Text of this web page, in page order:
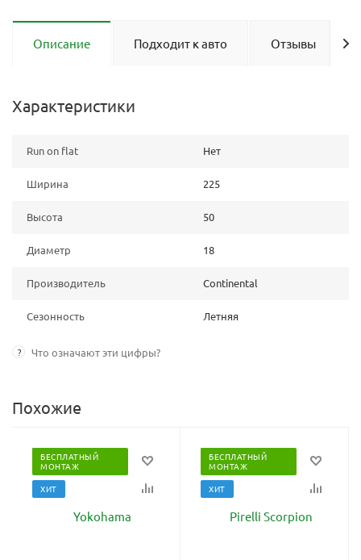
Описание Подходит к авто Отзывы
Характеристики
Run on flat Нет
Ширина 225
Высота 50
Диаметр 18
Производитель Continental
Сезонность Летняя
? Что означают эти цифры?
Похожие
БЕСПЛАТНЫЙ
МОНТАЖ
ХИТ
БЕСПЛАТНЫЙ
МОНТАЖ
ХИТ